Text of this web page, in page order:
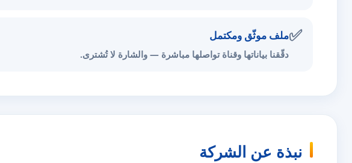
✅ملف موثّق ومكتمل
دقّقنا بياناتها وقناة تواصلها مباشرة — والشارة لا تُشترى.
نبذة عن الشركة